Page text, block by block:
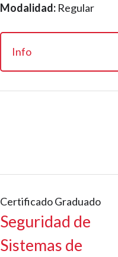
Modalidad: Regular
Info
Certificado Graduado
Seguridad de
Sistemas de